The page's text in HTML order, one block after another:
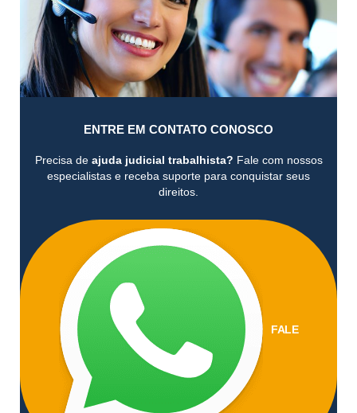
ENTRE EM CONTATO CONOSCO
Precisa deajuda judicial trabalhista? Fale com nossos
especialistas e receba suporte para conquistar seus
direitos.
FALE